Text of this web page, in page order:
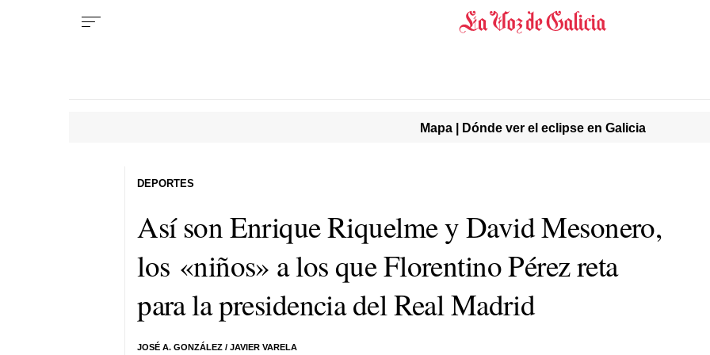
Mapa | Dónde ver el eclipse en Galicia
Así son Enrique Riquelme y David Mesonero,
los «niños» a los que Florentino Pérez reta
para la presidencia del Real Madrid
JOSÉ A. GONZÁLEZ / JAVIER VARELA
DEPORTES